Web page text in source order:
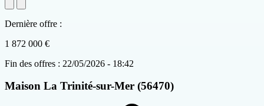
Dernière offre :
1 872 000 €
Fin des offres : 22/05/2026 - 18:42
Maison La Trinité-sur-Mer (56470)